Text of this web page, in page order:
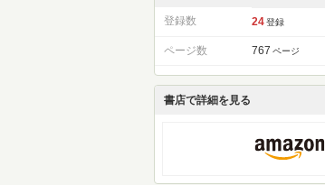
登録数 24 登録
ページ数 767 ページ
書店で詳細を見る